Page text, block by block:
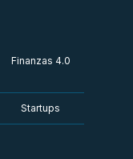
Finanzas 4.0
Startups